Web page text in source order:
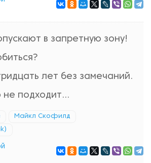
в запретную зону!
лет без замечаний.
подходит...
Майкл Скофилд